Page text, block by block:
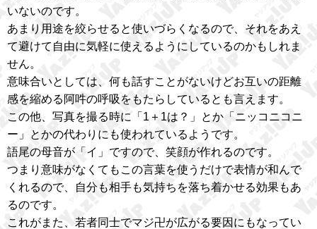
いないのです。
あまり用途を絞らせると使いづらくなるので、それをあえ
て避けて自由に気軽に使えるようにしているのかもしれま
せん。
意味合いとしては、何も話すことがないけどお互いの距離
感を縮める阿吽の呼吸をもたらしているとも言えます。
この他、写真を撮る時に「1＋1は？」とか「ニッコニコニ
ー」とかの代わりにも使われているようです。
語尾の母音が「イ」ですので、笑顔が作れるのです。
つまり意味がなくてもこの言葉を使うだけで表情が和んで
くれるので、自分も相手も気持ちを落ち着かせる効果もあ
るのです。
これがまた、若者同士でマジ卍が広がる要因にもなってい